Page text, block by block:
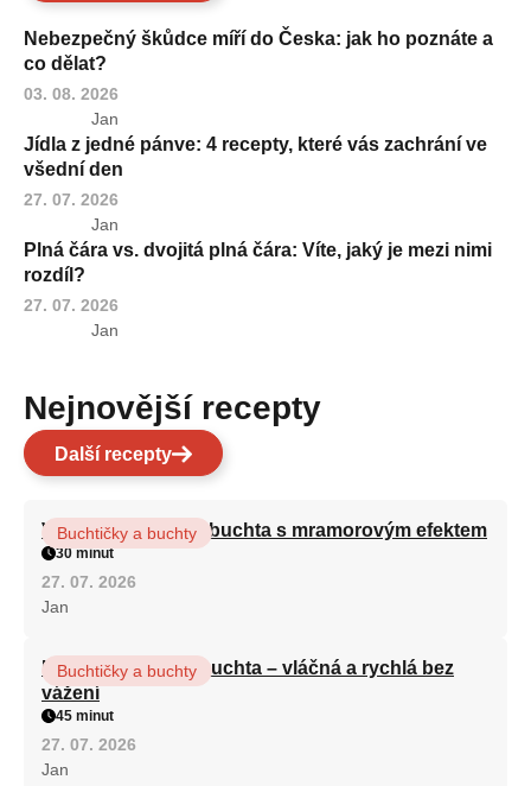
Nebezpečný škůdce míří do Česka: jak ho poznáte a
co dělat?
03. 08. 2026
Jan
Jídla z jedné pánve: 4 recepty, které vás zachrání ve
všední den
27. 07. 2026
Jan
Plná čára vs. dvojitá plná čára: Víte, jaký je mezi nimi
rozdíl?
27. 07. 2026
Jan
Nejnovější recepty
Další recepty
Vláčná olejová litá buchta s mramorovým efektem
Buchtičky a buchty
30 minut
27. 07. 2026
Jan
Hrnková maková buchta – vláčná a rychlá bez
vážení
Buchtičky a buchty
45 minut
27. 07. 2026
Jan